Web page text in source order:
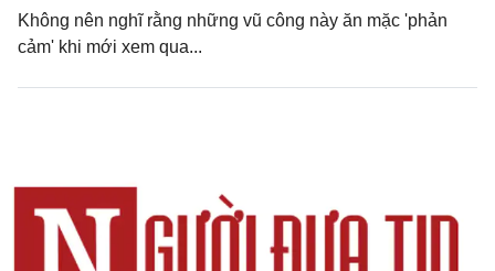
Không nên nghĩ rằng những vũ công này ăn mặc 'phản
cảm' khi mới xem qua...